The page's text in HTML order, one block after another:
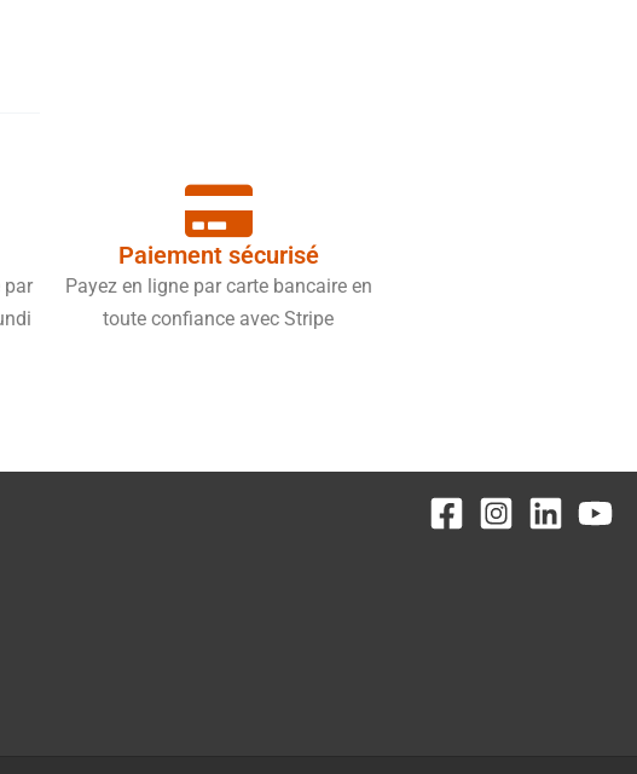
par
Paiement sécurisé
Payez en ligne par carte bancaire en
toute confiance avec Stripe